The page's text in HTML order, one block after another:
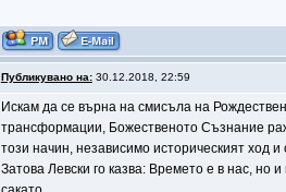
Публикувано на:30.12.2018, 22:59
Искам да се върна на смисъла на
трансформации, Божественото Съзнание
този начин, независимо историческият ход
Затова Левски го казва: Времето е в нас, но